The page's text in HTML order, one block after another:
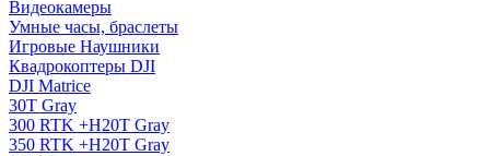
Видеокамеры
Умные часы, браслеты
Игровые Наушники
Квадрокоптеры DJI
DJI Matrice
30T Gray
300 RTK +H20T Gray
350 RTK +H20T Gray